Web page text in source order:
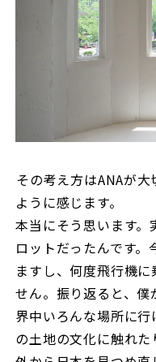
――その考え方はANAが
ように感じます。
本当にそう思います
ロットだったんです
ますし、何度飛行機
せん。振り返ると、
界中いろんな場所に
の土地の文化に触れ